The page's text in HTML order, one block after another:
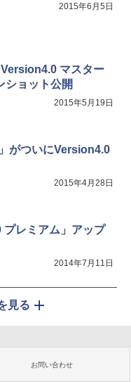
2015年6月5日
Version4.0 マスター
ショット公開
2015年5月19日
がついにVersion4.0
2015年4月28日
2014年7月11日
見る
お問い合わせ